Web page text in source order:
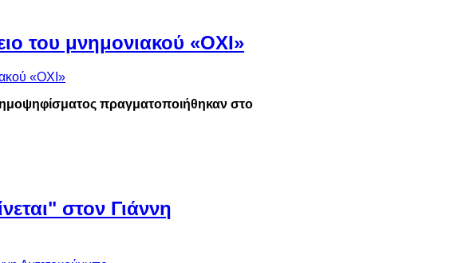
του μνημονιακού «ΟΧΙ»
πραγματοποιήθηκαν στο
στον Γιάννη